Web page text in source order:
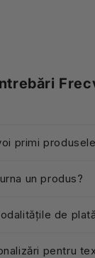
primi
un produs?
de
pentru